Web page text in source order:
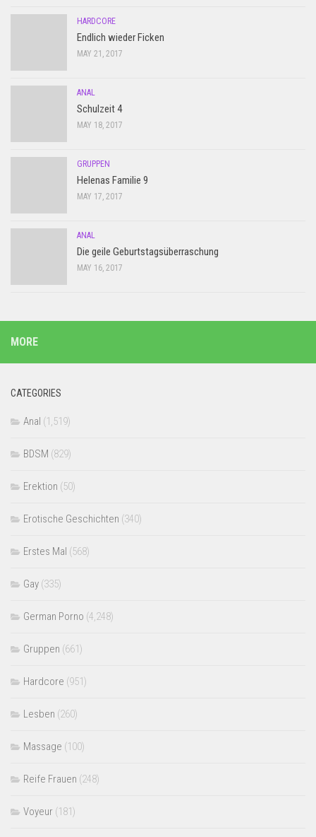
HARDCORE
Endlich wieder Ficken
MAY 21, 2017
ANAL
Schulzeit 4
MAY 18, 2017
GRUPPEN
Helenas Familie 9
MAY 17, 2017
ANAL
Die geile Geburtstagsüberraschung
MAY 16, 2017
MORE
CATEGORIES
Anal (1,519)
BDSM (829)
Erektion (50)
Erotische Geschichten (340)
Erstes Mal (568)
Gay (335)
German Porno (4,248)
Gruppen (661)
Hardcore (951)
Lesben (260)
Massage (100)
Reife Frauen (248)
Voyeur (181)